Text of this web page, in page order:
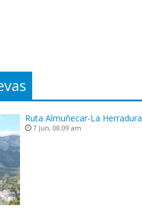
Ruta Almuñecar-La Herradura
7 Jun, 08:09 am